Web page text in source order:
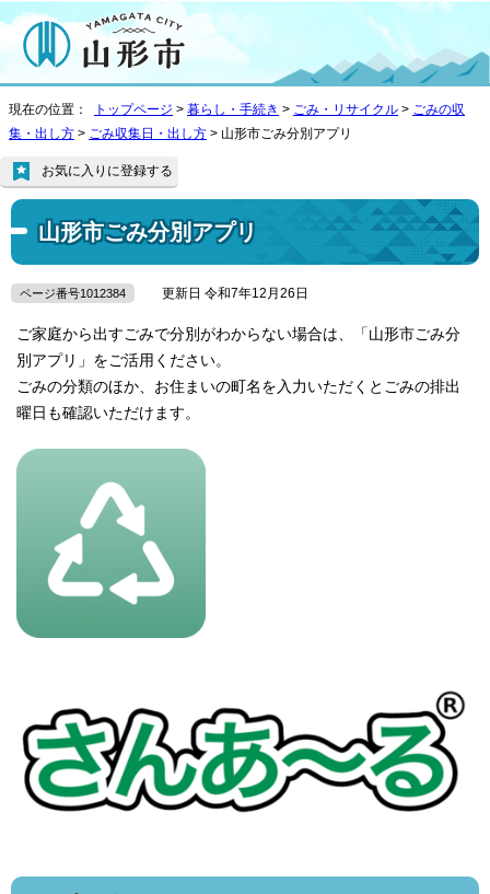
現在の位置： トップページ > 暮らし・手続き > ごみ・リサイクル > ごみの収
集・出し方 > ごみ収集日・出し方 > 山形市ごみ分別アプリ
山形市ごみ分別アプリ
お気に入りに登録する
ページ番号1012384 更新日 令和7年12月26日
ご家庭から出すごみで分別がわからない場合は、「山形市ごみ分
別アプリ」をご活用ください。
ごみの分類のほか、お住まいの町名を入力いただくとごみの排出
曜日も確認いただけます。